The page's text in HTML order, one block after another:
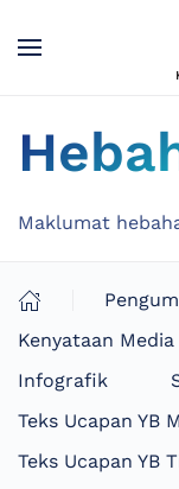
Maklumat
Kenyataan Media
Infografik
Teks Ucapan YB
Teks Ucapan YB